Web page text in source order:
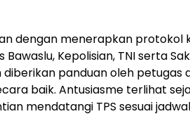
dengan menerapkan protokol
Kepolisian, TNI serta
diberikan panduan oleh petugas
baik. Antusiasme terlihat
mendatangi TPS sesuai